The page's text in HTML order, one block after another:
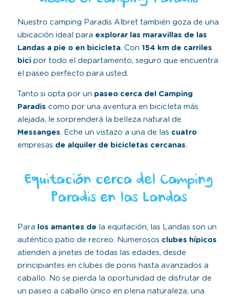
Nuestro camping Paradis Albret también goza de una
ubicación ideal para explorar las maravillas de las
Landas a pie o en bicicleta. Con 154 km de carriles
bicipor todo el departamento, seguro que encuentra
el paseo perfecto para usted.
Tanto si opta por un paseo cerca del Camping
Paradis como por una aventura en bicicleta más
alejada, le sorprenderá la belleza natural de
Messanges. Eche un vistazo a una de las cuatro
empresas de alquiler de bicicletas cercanas.
Equitación cerca del Camping
Paradis en las Landas
Para los amantes de la equitación, las Landas son un
auténtico patio de recreo. Numerosos clubes hípicos
atienden a jinetes de todas las edades, desde
principiantes en clubes de ponis hasta avanzados a
caballo. No se pierda la oportunidad de disfrutar de
un paseo a caballo único en plena naturaleza, una